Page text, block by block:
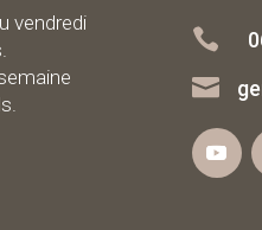
vendredi

